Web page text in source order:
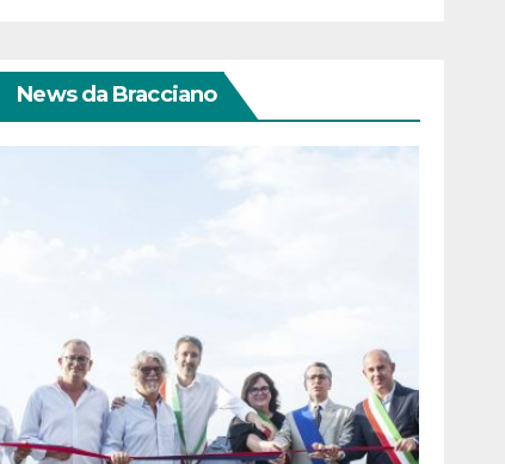
News da Bracciano